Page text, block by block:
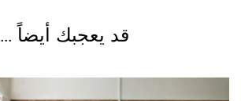
قد يعجبك أيضاً ...